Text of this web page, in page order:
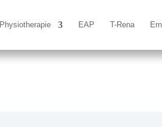
Physiotherapie EAP T-Rena